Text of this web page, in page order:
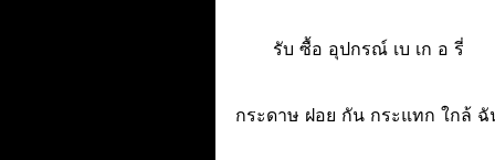
รับ ซื้อ อุปกรณ์ เบ เก อ รี่
กระดาษ ฝอย กัน กระแทก ใกล้ ฉั